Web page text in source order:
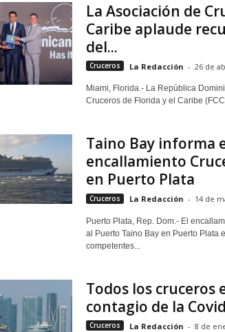
La Asociación de
Caribe aplaude
del...
Cruceros La Redacción - 26 de
Miami, Florida.- La República
Cruceros de Florida y el Caribe
Taino Bay informa
encallamiento
en Puerto Plata
Cruceros La Redacción - 14 de
Puerto Plata, Rep. Dom.- El
al Puerto Taino Bay en Puerto Plata
competentes...
Todos los cruceros
contagio de la
Cruceros La Redacción - 8 de